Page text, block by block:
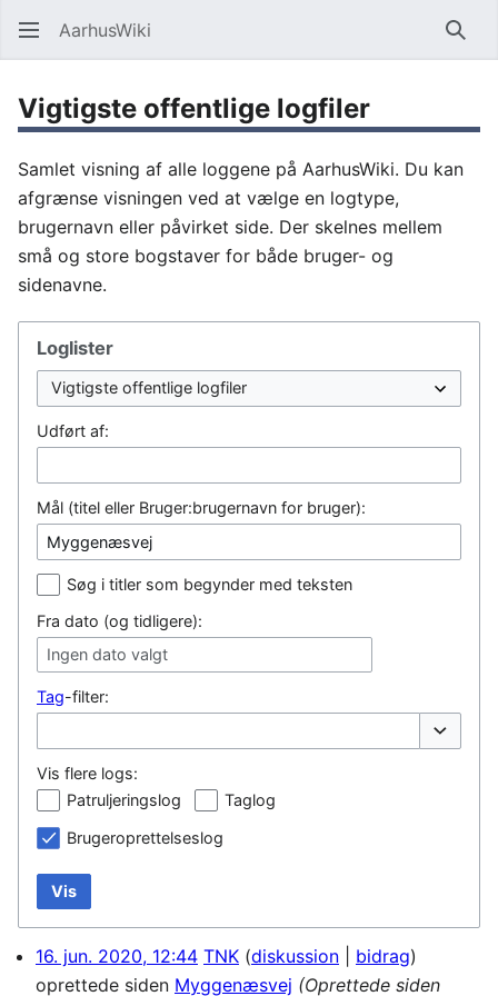
AarhusWiki Søg
Vigtigste offentlige logfiler
Samlet visning af alle loggene på AarhusWiki. Du kan
afgrænse visningen ved at vælge en logtype,
brugernavn eller påvirket side. Der skelnes mellem
små og store bogstaver for både bruger- og
sidenavne.
Loglister
Udført af:
Mål (titel eller Bruger:brugernavn for bruger):
Søg i titler som begynder med teksten
Fra dato (og tidligere):
Ingen dato valgt
Tag-filter:
Vis flere logs:
Patruljeringslog
Taglog
Brugeroprettelseslog
Vis
16. jun. 2020, 12:44 TNK diskussion
bidrag
oprettede siden Myggenæsvej (Oprettede siden